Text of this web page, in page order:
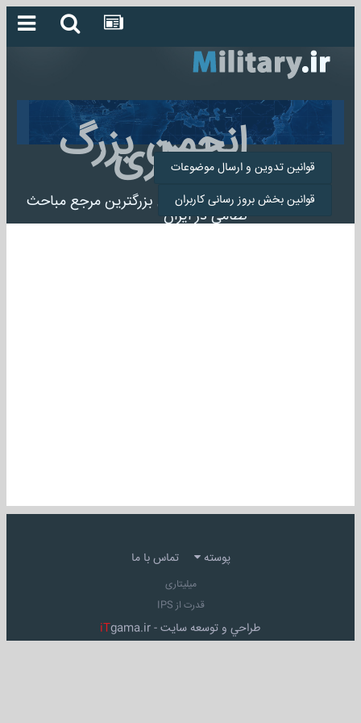
انجمن بزرگ
میلیتاری
انجمن میلیتاری بزرگترین مرجع مباحث
نظامی در ایران
قوانین تدوین و ارسال موضوعات
قوانین بخش بروز رسانی کاربران
پوسته تماس با ما
میلیتاری
قدرت از IPS
طراحي و توسعه سايت - iTgama.ir